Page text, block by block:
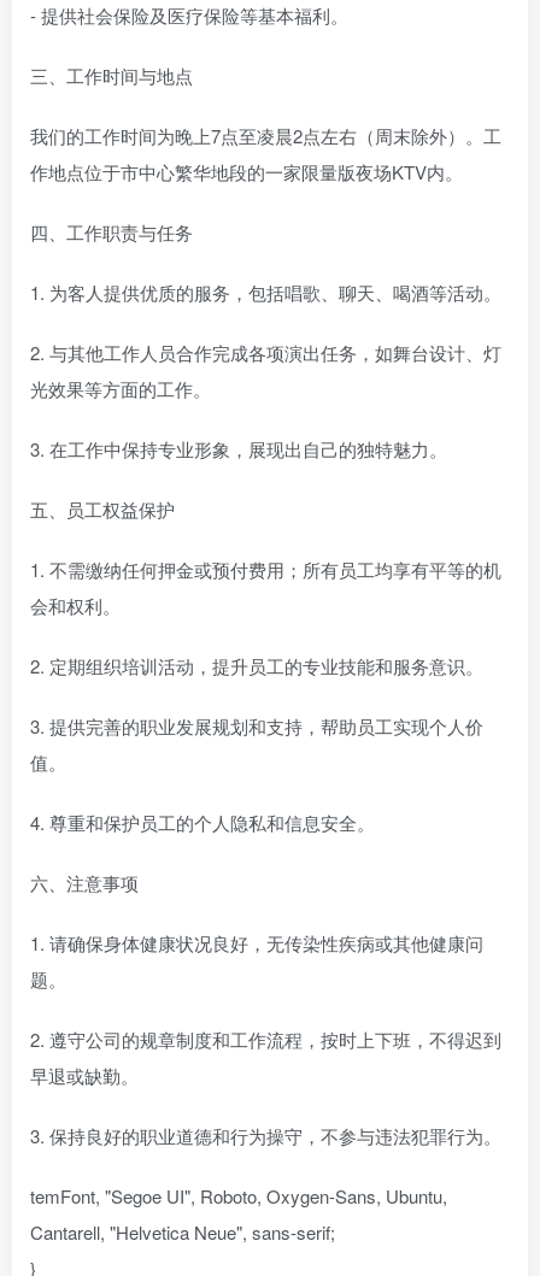
- 提供社会保险及医疗保险等基本福利。
三、工作时间与地点
我们的工作时间为晚上7点至凌晨2点左右（周末除外）。工
作地点位于市中心繁华地段的一家限量版夜场KTV内。
四、工作职责与任务
1. 为客人提供优质的服务，包括唱歌、聊天、喝酒等活动。
2. 与其他工作人员合作完成各项演出任务，如舞台设计、灯
光效果等方面的工作。
3. 在工作中保持专业形象，展现出自己的独特魅力。
五、员工权益保护
1. 不需缴纳任何押金或预付费用；所有员工均享有平等的机
会和权利。
2. 定期组织培训活动，提升员工的专业技能和服务意识。
3. 提供完善的职业发展规划和支持，帮助员工实现个人价
值。
4. 尊重和保护员工的个人隐私和信息安全。
六、注意事项
1. 请确保身体健康状况良好，无传染性疾病或其他健康问
题。
2. 遵守公司的规章制度和工作流程，按时上下班，不得迟到
早退或缺勤。
3. 保持良好的职业道德和行为操守，不参与违法犯罪行为。
temFont, "Segoe UI", Roboto, Oxygen-Sans, Ubuntu,
Cantarell, "Helvetica Neue", sans-serif;
}